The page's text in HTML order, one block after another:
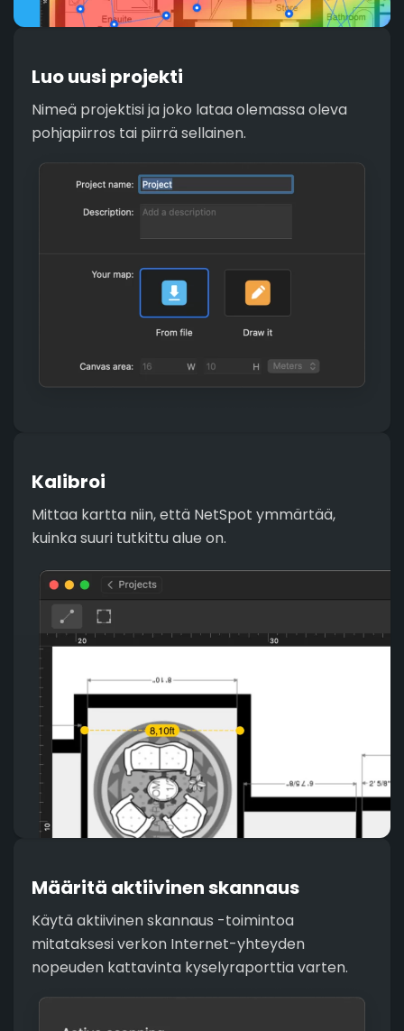
Luo uusi projekti
Nimeä projektisi ja joko lataa olemassa oleva
pohjapiirros tai piirrä sellainen.
Kalibroi
Mittaa kartta niin, että NetSpot ymmärtää,
kuinka suuri tutkittu alue on.
Määritä aktiivinen skannaus
Käytä aktiivinen skannaus -toimintoa
mitataksesi verkon Internet-yhteyden
nopeuden kattavinta kyselyraporttia varten.